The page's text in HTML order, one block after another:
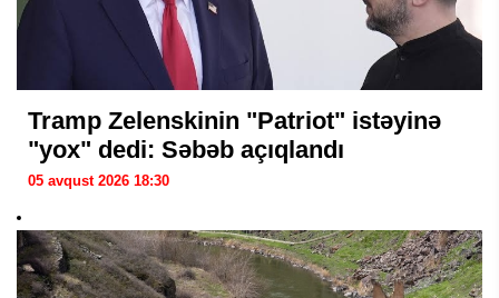
Tramp Zelenskinin "Patriot" istəyinə
"yox" dedi: Səbəb açıqlandı
05 avqust 2026 18:30